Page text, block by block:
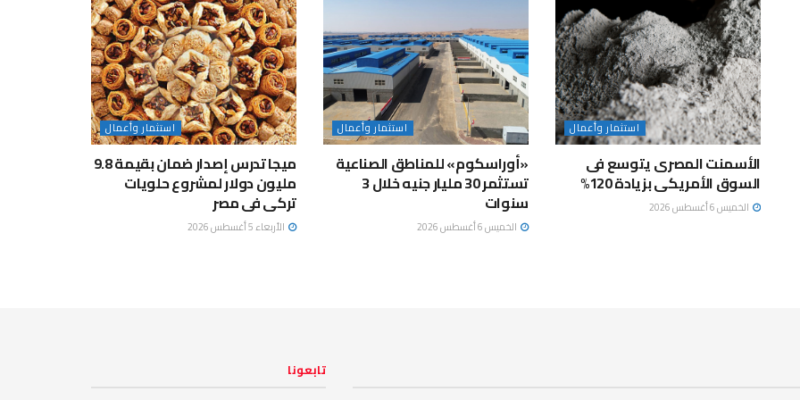
استثمار وأعمال
الأسمنت المصرى يتوسع فى
السوق الأمريكى بزيادة 120%
الخميس 6 أغسطس 2026
استثمار وأعمال
«أوراسكوم» للمناطق الصناعية
تستثمر 30 مليار جنيه خلال 3
سنوات
الخميس 6 أغسطس 2026
استثمار وأعمال
ميجا تدرس إصدار ضمان بقيمة 9.8
مليون دولار لمشروع حلويات
تركى فى مصر
الأربعاء 5 أغسطس 2026
تابعونا